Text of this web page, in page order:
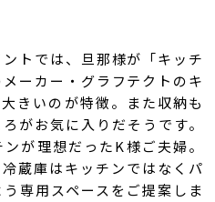
トでは、旦那様が「キッチ
ーカー・グラフテクトのキ
きいのが特徴。また収納も
がお気に入りだそうです。
が理想だったK様ご夫婦。
蔵庫はキッチンではなくパ
専用スペースをご提案しま